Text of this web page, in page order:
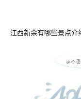
江西新余有哪些景点介